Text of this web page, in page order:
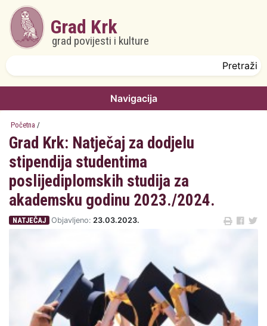
Skoči na glavni sadržaj
Grad Krk
grad povijesti i kulture
Navigacija
Početna /
Grad Krk: Natječaj za dodjelu
stipendija studentima
poslijediplomskih studija za
akademsku godinu 2023./2024.
NATJEČAJ Objavljeno: 23.03.2023.